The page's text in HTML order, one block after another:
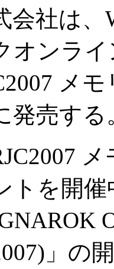
会社は
オンラ
メ
発売する
トを開
」の